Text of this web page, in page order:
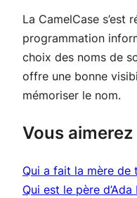
La CamelCase s’est
programmation
choix des noms de
offre une bonne
mémoriser le nom.
Vous aimerez
Qui a fait la mère de
Qui est le père